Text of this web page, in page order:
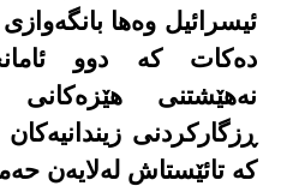
ئیسرائیل وەها
دەکات کە دوو
نەهێشتنی
کە تائێستاش لەلایەن